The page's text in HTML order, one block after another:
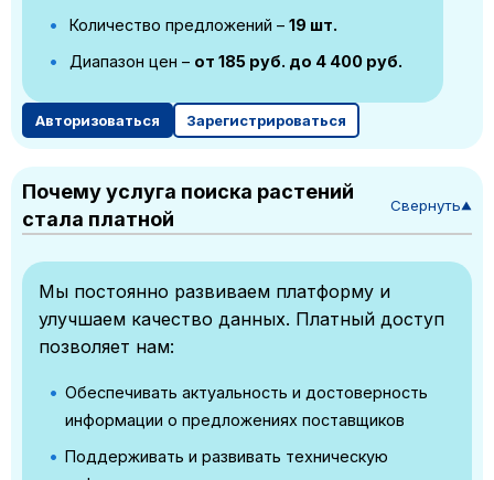
Количество предложений – 19 шт.
Диапазон цен – от 185 руб. до 4 400 руб.
Авторизоваться Зарегистрироваться
Почему услуга поиска растений
стала платной
Свернуть▼
Мы постоянно развиваем платформу и
улучшаем качество данных. Платный доступ
позволяет нам:
Обеспечивать актуальность и достоверность
информации о предложениях поставщиков
Поддерживать и развивать техническую